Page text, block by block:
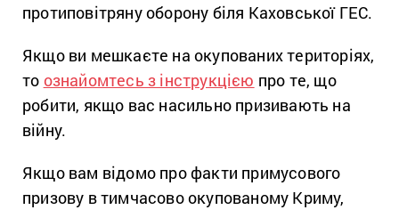
протиповітряну оборону біля Каховської ГЕС.
Якщо ви мешкаєте на окупованих територіях,
то ознайомтесь з інструкцією про те, що
робити, якщо вас насильно призивають на
війну.
Якщо вам відомо про факти примусового
призову в тимчасово окупованому Криму,